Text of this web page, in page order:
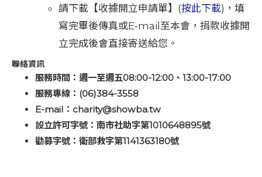
請下載【收據開立申請單】(按此下載)，填
寫完畢後傳真或E-mail至本會，捐款收據開
立完成後會直接寄送給您。
聯絡資訊
服務時間：週一至週五08:00-12:00、13:00-17:00
服務專線：(06)384-3558
E-mail：charity@showba.tw
設立許可字號：南市社助字第1010648895號
勸募字號：衛部救字第1141363180號